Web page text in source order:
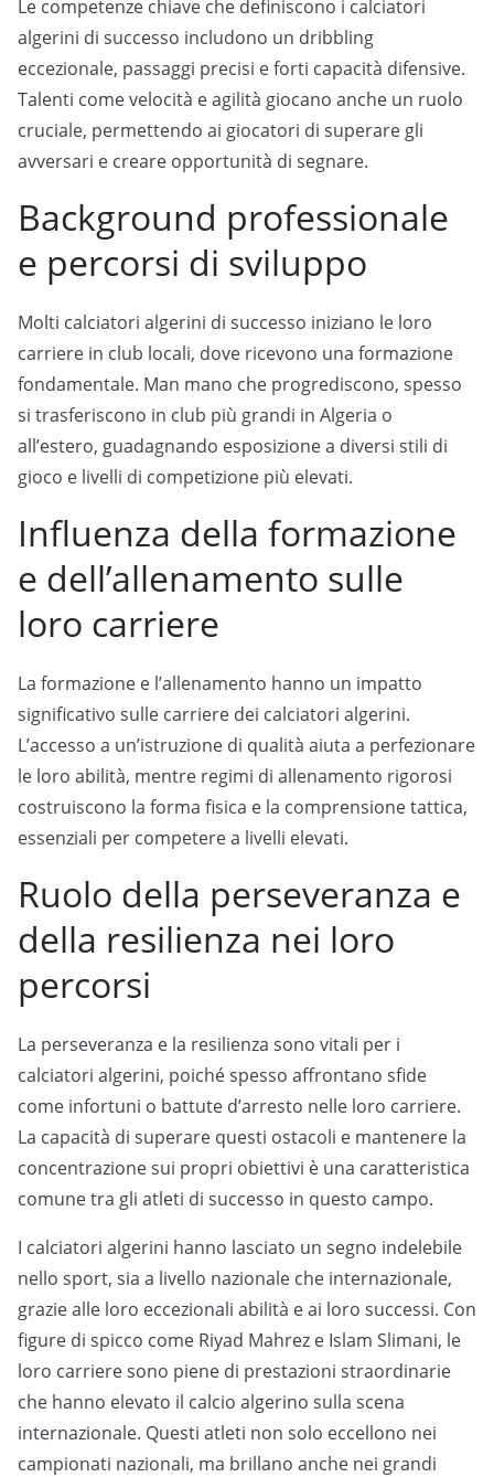
Le competenze chiave che definiscono i calciatori
algerini di successo includono un dribbling
eccezionale, passaggi precisi e forti capacità difensive.
Talenti come velocità e agilità giocano anche un ruolo
cruciale, permettendo ai giocatori di superare gli
avversari e creare opportunità di segnare.
Background professionale
e percorsi di sviluppo
Molti calciatori algerini di successo iniziano le loro
carriere in club locali, dove ricevono una formazione
fondamentale. Man mano che progrediscono, spesso
si trasferiscono in club più grandi in Algeria o
all’estero, guadagnando esposizione a diversi stili di
gioco e livelli di competizione più elevati.
Influenza della formazione
e dell’allenamento sulle
loro carriere
La formazione e l’allenamento hanno un impatto
significativo sulle carriere dei calciatori algerini.
L’accesso a un’istruzione di qualità aiuta a perfezionare
le loro abilità, mentre regimi di allenamento rigorosi
costruiscono la forma fisica e la comprensione tattica,
essenziali per competere a livelli elevati.
Ruolo della perseveranza e
della resilienza nei loro
percorsi
La perseveranza e la resilienza sono vitali per i
calciatori algerini, poiché spesso affrontano sfide
come infortuni o battute d’arresto nelle loro carriere.
La capacità di superare questi ostacoli e mantenere la
concentrazione sui propri obiettivi è una caratteristica
comune tra gli atleti di successo in questo campo.
I calciatori algerini hanno lasciato un segno indelebile
nello sport, sia a livello nazionale che internazionale,
grazie alle loro eccezionali abilità e ai loro successi. Con
figure di spicco come Riyad Mahrez e Islam Slimani, le
loro carriere sono piene di prestazioni straordinarie
che hanno elevato il calcio algerino sulla scena
internazionale. Questi atleti non solo eccellono nei
campionati nazionali, ma brillano anche nei grandi